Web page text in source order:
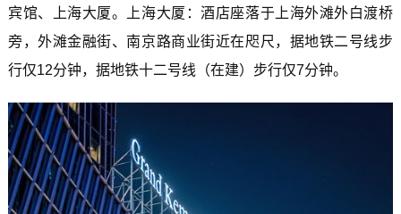
宾馆、上海大厦。上海大厦：酒店座落于上海外滩外白渡桥
旁，外滩金融街、南京路商业街近在咫尺，据地铁二号线步
行仅12分钟，据地铁十二号线（在建）步行仅7分钟。